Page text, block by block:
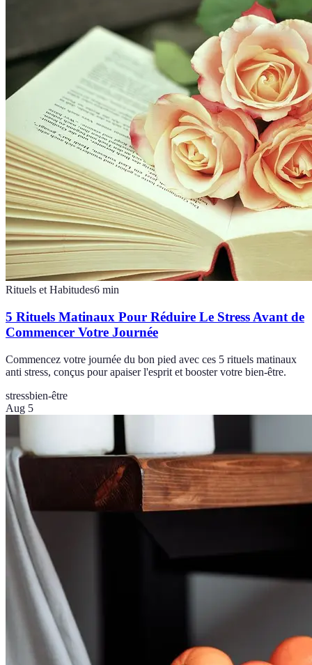
Rituels et Habitudes6 min
5 Rituels Matinaux Pour Réduire Le Stress Avant de
Commencer Votre Journée
Commencez votre journée du bon pied avec ces 5 rituels matinaux
anti stress, conçus pour apaiser l'esprit et booster votre bien-être.
stressbien-être
Aug 5